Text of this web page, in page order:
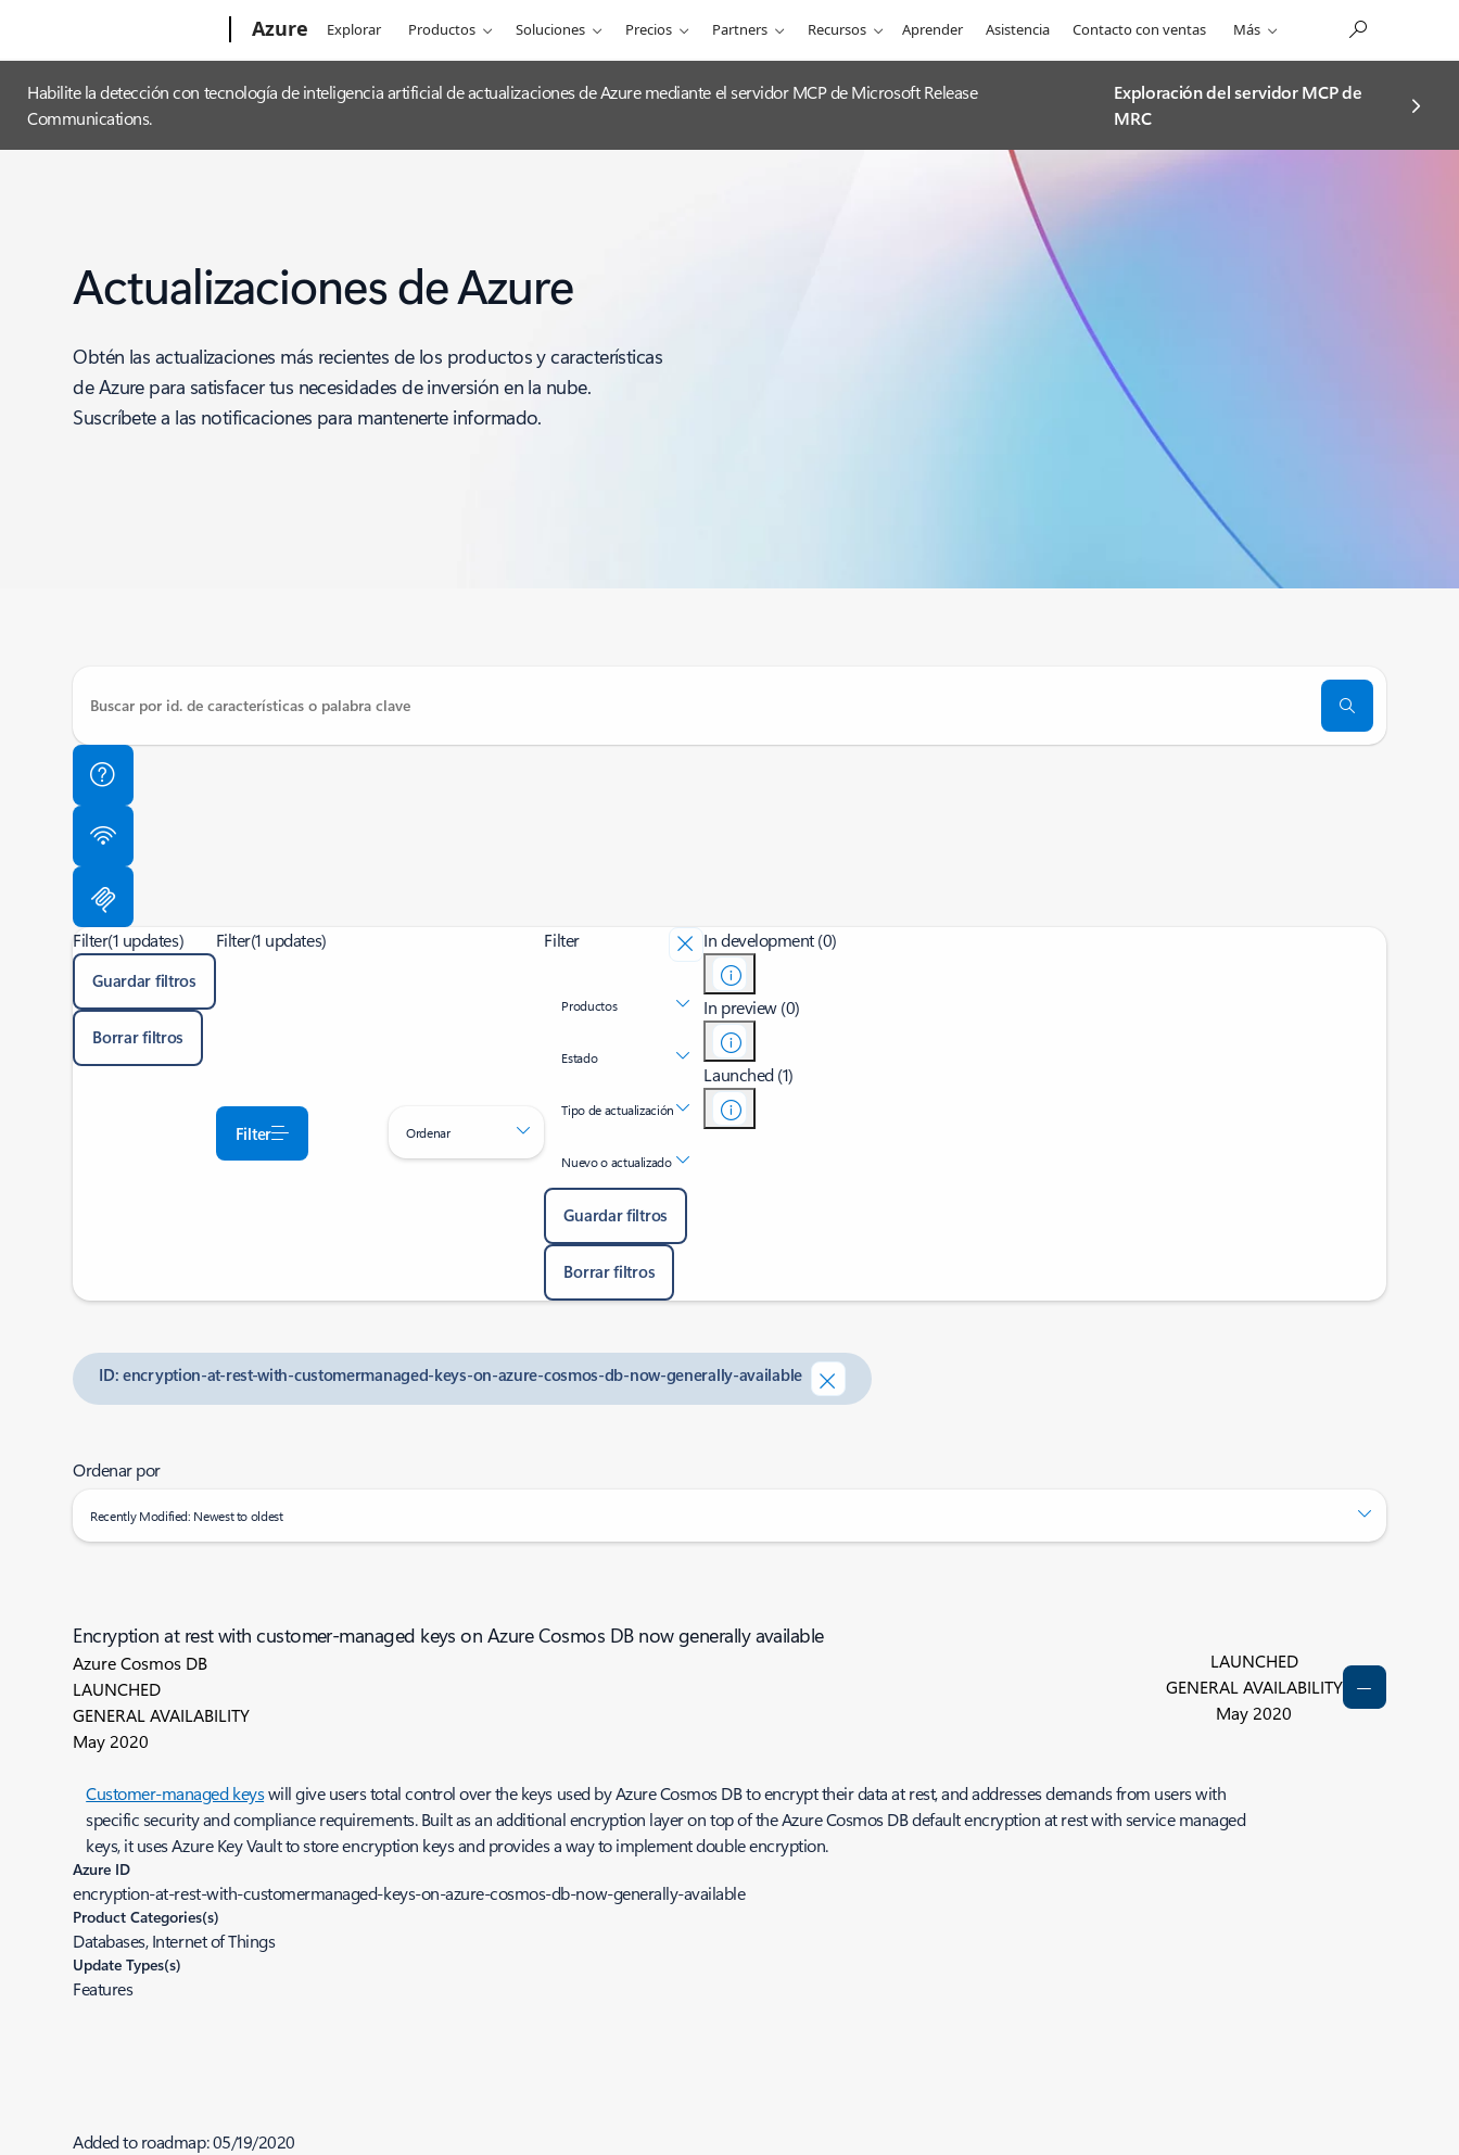
Azure Explorar Productos Soluciones Precios Partners Recursos Aprender Asistencia Contacto con ventas Más
Habilite la detección con tecnología de inteligencia artificial de actualizaciones de Azure mediante el servidor MCP de Microsoft Release
Communications.
Exploración del servidor MCP de
MRC
Actualizaciones de Azure
Obtén las actualizaciones más recientes de los productos y características
de Azure para satisfacer tus necesidades de inversión en la nube.
Suscríbete a las notificaciones para mantenerte informado.
Filter(1 updates)
Guardar filtros
Borrar filtros
Filter(1 updates)
Filter Ordenar
Filter
Productos
Estado
Tipo de actualización
Nuevo o actualizado
Guardar filtros
Borrar filtros
In development (0)
In preview (0)
Launched (1)
ID: encryption-at-rest-with-customermanaged-keys-on-azure-cosmos-db-now-generally-available
Ordenar por
Recently Modified: Newest to oldest
Encryption at rest with customer-managed keys on Azure Cosmos DB now generally available
Azure Cosmos DB
LAUNCHED
GENERAL AVAILABILITY
May 2020
LAUNCHED
GENERAL AVAILABILITY
May 2020
Customer-managed keyswill give users total control over the keys used by Azure Cosmos DB to encrypt their data at rest, and addresses demands from users with
specific security and compliance requirements. Built as an additional encryption layer on top of the Azure Cosmos DB default encryption at rest with service managed
keys, it uses Azure Key Vault to store encryption keys and provides a way to implement double encryption.
Azure ID
encryption-at-rest-with-customermanaged-keys-on-azure-cosmos-db-now-generally-available
Product Categories(s)
Databases, Internet of Things
Update Types(s)
Features
Added to roadmap:05/19/2020